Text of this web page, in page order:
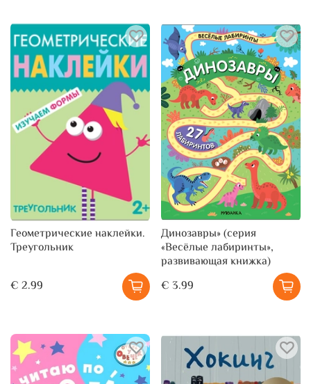
Геометрические наклейки.
Треугольник
€ 2.99
Динозавры» (серия
«Весёлые лабиринты»,
развивающая книжка)
€ 3.99